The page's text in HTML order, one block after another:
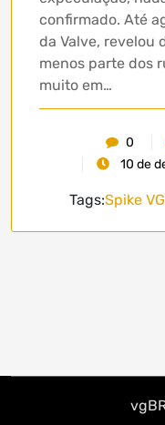
confirmado. Até
da Valve, revelou
menos parte dos
muito em…
0
10 de
Tags:Spike